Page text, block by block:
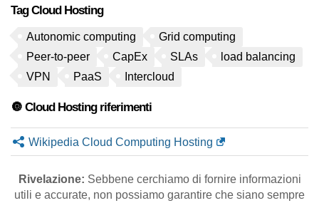
Tag Cloud Hosting
Autonomic computing
Grid computing
Peer-to-peer
CapEx SLAs
load balancing
VPN
PaaS Intercloud
🔘 Cloud Hosting riferimenti
Wikipedia Cloud Computing Hosting
Rivelazione: Sebbene cerchiamo di fornire informazioni
utili e accurate, non possiamo garantire che siano sempre